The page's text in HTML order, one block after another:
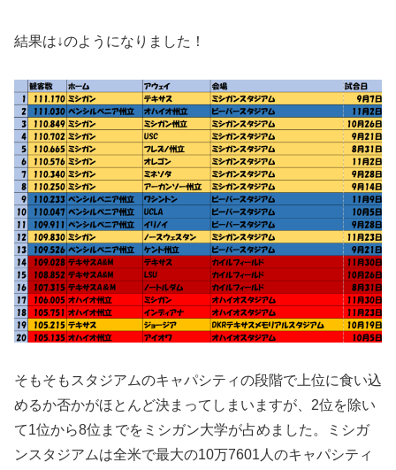
結果は↓のようになりました！
そもそもスタジアムのキャパシティの段階で上位に食い込
めるか否かがほとんど決まってしまいますが、2位を除い
て1位から8位までをミシガン大学が占めました。ミシガ
ンスタジアムは全米で最大の10万7601人のキャパシティ